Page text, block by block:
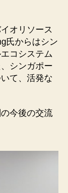
オリソース
氏からはシン
コシステム
シンガポー
て、活発な
今後の交流